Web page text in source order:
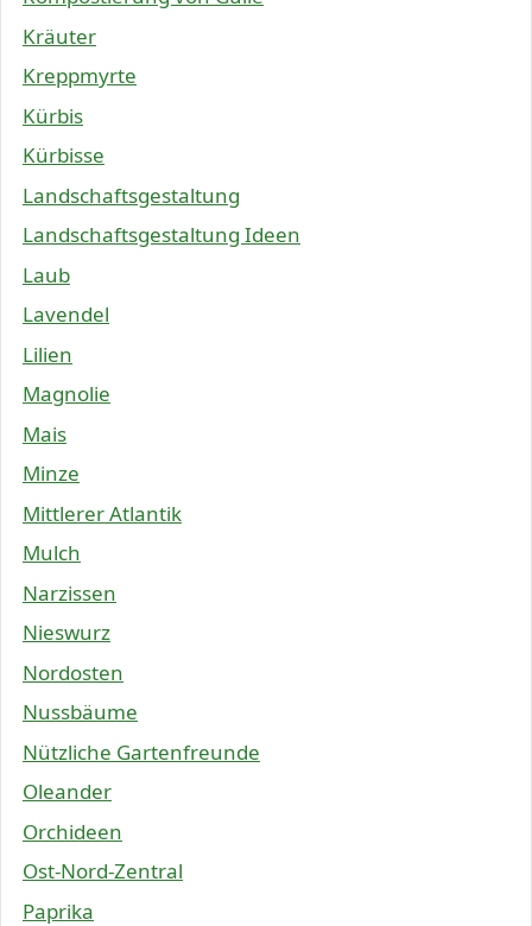
Kräuter
Kreppmyrte
Kürbis
Kürbisse
Landschaftsgestaltung
Landschaftsgestaltung Ideen
Laub
Lavendel
Lilien
Magnolie
Mais
Minze
Mittlerer Atlantik
Mulch
Narzissen
Nieswurz
Nordosten
Nussbäume
Nützliche Gartenfreunde
Oleander
Orchideen
Ost-Nord-Zentral
Paprika